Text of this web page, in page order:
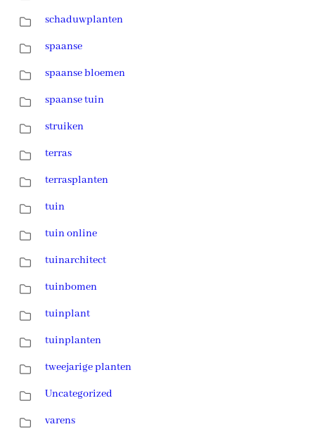
schaduwplanten
spaanse
spaanse bloemen
spaanse tuin
struiken
terras
terrasplanten
tuin
tuin online
tuinarchitect
tuinbomen
tuinplant
tuinplanten
tweejarige planten
Uncategorized
varens